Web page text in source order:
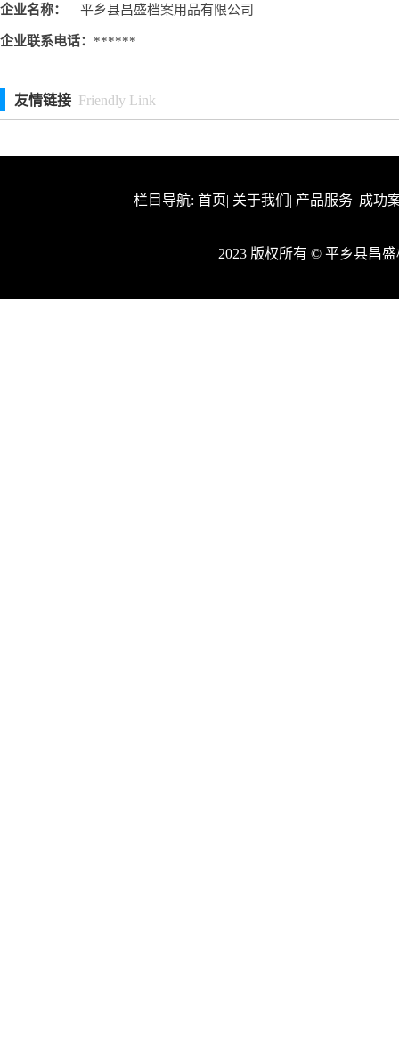
企业名称： 平乡县昌盛档案用品有限公司
企业联系电话： ******
友情链接 Friendly Link
栏目导航: 首页| 关于我们 | 产品服务| 成功
2023 版权所有 © 平乡县昌